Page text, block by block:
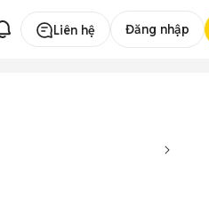
Liên hệ Đăng nhập